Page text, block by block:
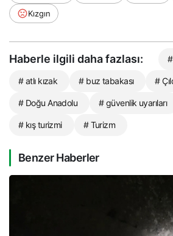
Kızgın
Haberle ilgili daha fazlası:
# atlı kızak # buz tabakası #
# Doğu Anadolu # güvenlik uyarıları
# kış turizmi # Turizm
Benzer Haberler